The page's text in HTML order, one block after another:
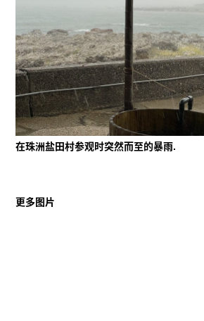
在珠洲盐田村参观时突然而至的暴雨.
更多图片